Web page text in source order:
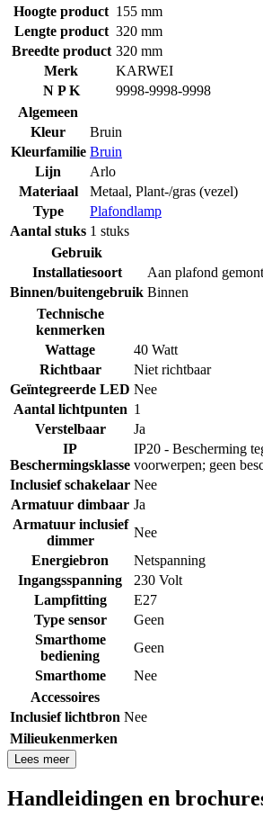
Hoogte product 155 mm
Lengte product 320 mm
Breedte product 320 mm
Merk
KARWEI
N P K
9998-9998-9998
Algemeen
Kleur
Bruin
Kleurfamilie Bruin
Lijn
Arlo
Materiaal
Metaal, Plant-/gras (vezel)
Type
Plafondlamp
Aantal stuks 1 stuks
Gebruik
Installatiesoort
Aan plafond
Binnen/buitengebruik Binnen
Technische
kenmerken
Wattage
40 Watt
Richtbaar
Niet richtbaar
Geïntegreerde LED Nee
Aantal lichtpunten 1
Verstelbaar
Ja
IP
Beschermingsklasse
IP20 - Bescherming
voorwerpen; geen
Inclusief schakelaar Nee
Armatuur dimbaar Ja
Armatuur inclusief
dimmer
Nee
Energiebron
Netspanning
Ingangsspanning
230 Volt
Lampfitting
E27
Type sensor
Geen
Smarthome
bediening
Geen
Smarthome
Nee
Accessoires
Inclusief lichtbron Nee
Milieukenmerken
Lees meer
Handleidingen en